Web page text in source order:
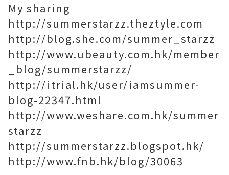
My sharing
http://summerstarzz.theztyle.com
http://blog.she.com/summer_starzz
http://www.ubeauty.com.hk/member
_blog/summerstarzz/
http://itrial.hk/user/iamsummer-
blog-22347.html
http://www.weshare.com.hk/summer
starzz
http://summerstarzz.blogspot.hk/
http://www.fnb.hk/blog/30063